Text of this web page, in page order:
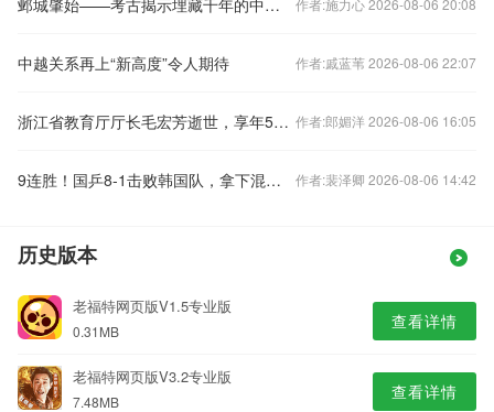
邺城肇始——考古揭示埋藏千年的中国都城秘密 作者:施力心 2026-08-06 20:08
中越关系再上“新高度”令人期待 作者:戚蓝苇 2026-08-06 22:07
浙江省教育厅厅长毛宏芳逝世，享年58岁 作者:郎媚洋 2026-08-06 16:05
9连胜！国乒8-1击败韩国队，拿下混合团体世界杯冠军 作者:裴泽卿 2026-08-06 14:42
历史版本
老福特网页版V1.5专业版
0.31MB 查看详情
老福特网页版V3.2专业版
7.48MB 查看详情